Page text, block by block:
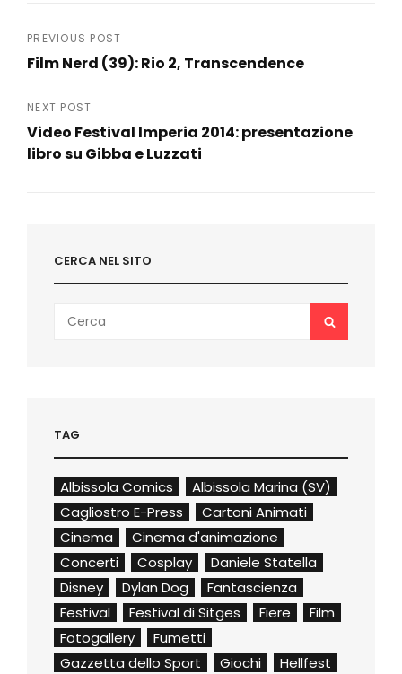
Navigazione
articoli
PREVIOUS POST
Film Nerd (39): Rio 2, Transcendence
Post
NEXT POST
Video Festival Imperia 2014: presentazione
libro su Gibba e Luzzati
CERCA NEL SITO
Search
for:
SEARCH
TAG
Albissola Comics
Albissola Marina (SV)
Cagliostro E-Press
Cartoni Animati
Cinema
Cinema d'animazione
Concerti
Cosplay
Daniele Statella
Disney
Dylan Dog
Fantascienza
Festival
Festival di Sitges Fiere
Film
Fotogallery
Fumetti
Gazzetta dello Sport
Giochi
Hellfest